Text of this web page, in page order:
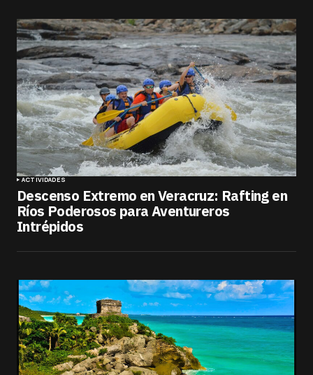
ACTIVIDADES
Descenso Extremo en Veracruz: Rafting en
Ríos Poderosos para Aventureros
Intrépidos